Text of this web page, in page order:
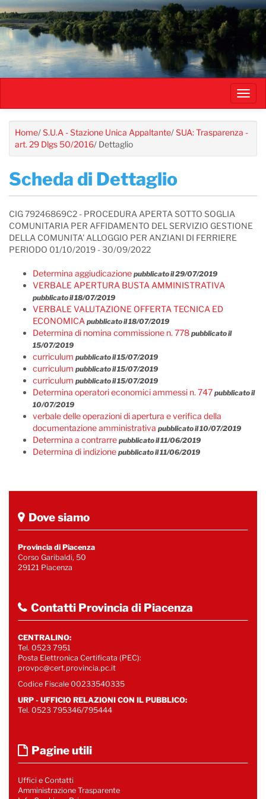
Salta
al
contenuto
principale
Home/S.U.A - Stazione Unica Appaltante/SUA: Trasparenza -
art. 29 Dlgs 50/2016/ Dettaglio
Scheda di Dettaglio
CIG 79246869C2 - PROCEDURA APERTA SOTTO SOGLIA
COMUNITARIA PER AFFIDAMENTO DEL SERVIZIO GESTIONE
DELLA COMUNITA' ALLOGGIO PER ANZIANI DI FERRIERE
PERIODO 01/10/2019 - 30/09/2022
Determina aggiudicazione pubblicato il 29/07/2019
VERBALE APERTURA BUSTA AMMINISTRATIVA
pubblicato il 18/07/2019
VERBALE VALUTAZIONE OFFERTA TECNICA ED
ECONOMICA pubblicato il 18/07/2019
Determina di nomina commissione n. 778 pubblicato il
15/07/2019
curriculum pubblicato il 15/07/2019
curriculum pubblicato il 15/07/2019
curriculum pubblicato il 15/07/2019
Determina operatori economici ammessi n. 747 pubblicato il
10/07/2019
verbale delle operazioni di apertura e verifica della
documentazione amministrativa pubblicato il 10/07/2019
Determina a contrarre pubblicato il 11/06/2019
Determina di indizione pubblicato il 11/06/2019
Dove siamo
Provincia di Piacenza
Corso Garibaldi, 50
29121 Piacenza
Contatti Provincia di Piacenza
CENTRALINO:
Tel. 0523 7951
Posta Elettronica Certificata (PEC):
provpc@cert.provincia.pc.it
Codice Fiscale 00233540335
URP - UFFICIO RELAZIONI CON IL PUBBLICO:
Tel. 0523 795346/795444
Pagine utili
Uffici e Contatti
Amministrazione Trasparente